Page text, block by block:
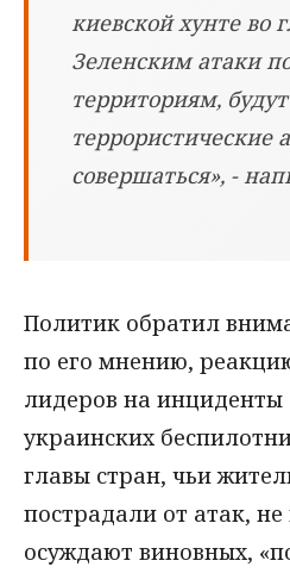
киевской хунте во
Зеленским атаки
территориям,
террористические
совершаться», -
Политик обратил
по его мнению,
лидеров на инциденты
украинских
главы стран, чьи
пострадали от атак,
осуждают виновных,